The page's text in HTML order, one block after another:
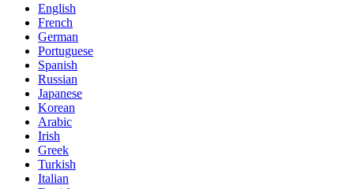
English
French
German
Portuguese
Spanish
Russian
Japanese
Korean
Arabic
Irish
Greek
Turkish
Italian